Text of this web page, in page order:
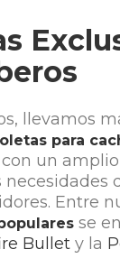
llevamos
para
un
necesidades
Entre
se
Bullet y la